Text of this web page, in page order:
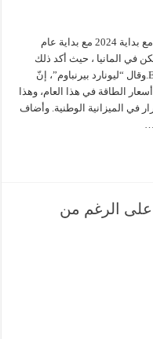
الحكومة الألمانية ترفع أسعار الغاز والكهرباء مع بداية 2024 مع بداية عام
في المانيا ، حيث أكد ذلك
الرئيس التنفيذي لمورد الطاقة الألماني E.ON.وقال “ليونارد بيرنباوم”، إنّ
الطاقة في هذا العام، وهذا
في الميزانية الوطنية. وأضاف
على الرغم من